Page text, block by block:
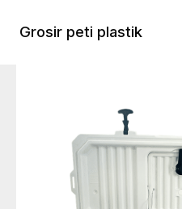
Grosir peti plastik